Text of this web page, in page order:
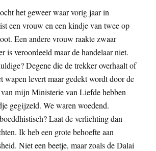
het geweer waar vorig jaar in
een vrouw en een kindje van twee op
Een andere vrouw raakte zwaar
is veroordeeld maar de handelaar niet.
Degene die de trekker overhaalt of
wapen levert maar gedekt wordt door de
mijn Ministerie van Liefde hebben
gegijzeld. We waren woedend.
Laat de verlichting dan
Ik heb een grote behoefte aan
Niet een beetje, maar zoals de Dalai